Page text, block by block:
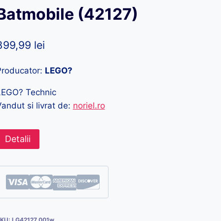
(42127)
lei
LEGO?
Technic
si livrat de: noriel.ro
Detalii
LG42127_001w